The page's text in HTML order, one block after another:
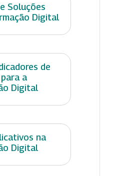
Soluções
Digital
de
a
Digital
na
Digital